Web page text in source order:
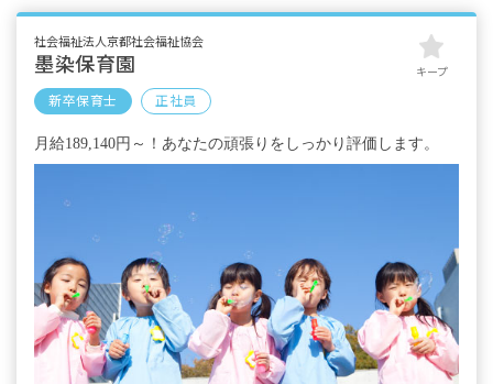
扶養手当 1,000円（その他）
通勤手当 50,000円
賞与あり（6月・12月）
※試用期間あり
社会福祉法人京都社会福祉協会
墨染保育園
新卒保育士 正社員
キープ
月給189,140円～！あなたの頑張りをしっかり評価します。